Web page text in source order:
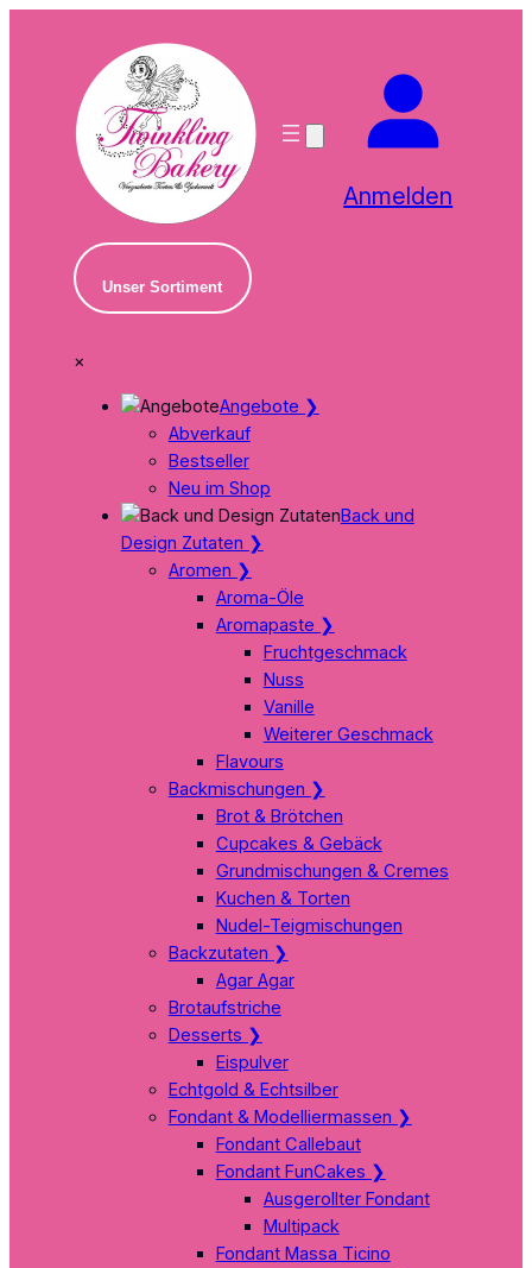
Anmelden
Unser Sortiment
×
Angebote ❯
Abverkauf
Bestseller
Neu im Shop
Back und
Design Zutaten ❯
Aromen ❯
Aroma-Öle
Aromapaste ❯
Fruchtgeschmack
Nuss
Vanille
Weiterer Geschmack
Flavours
Backmischungen ❯
Brot & Brötchen
Cupcakes & Gebäck
Grundmischungen & Cremes
Kuchen & Torten
Nudel-Teigmischungen
Backzutaten ❯
Agar Agar
Brotaufstriche
Desserts ❯
Eispulver
Echtgold & Echtsilber
Fondant & Modelliermassen ❯
Fondant Callebaut
Fondant FunCakes ❯
Ausgerollter Fondant
Multipack
Fondant Massa Ticino